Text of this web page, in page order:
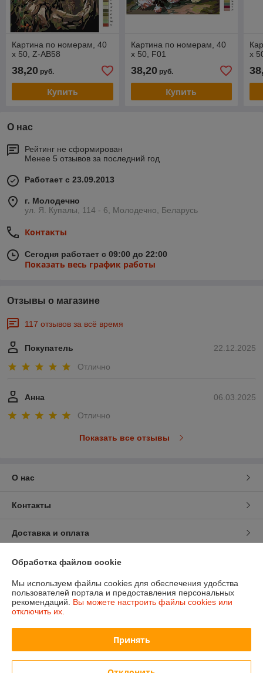
Картина по номерам, 40
x 50, Z-AB58
38,20 руб.
Купить
Картина по номерам, 40
x 50, F01
38,20руб.
Купить
x
О нас
Рейтинг не сформирован
Менее 5 отзывов за последний год
Работает с 23.09.2013
г. Молодечно
ул. Я. Купалы, 114 - 6, Молодечно, Беларусь
Контакты
Сегодня работает с 09:00 до 22:00
Показать весь график работы
Отзывы о магазине
117 отзывов за всё время
22.12.2025
Покупатель
Отлично
06.03.2025
Анна
Отлично
Показать все отзывы
О нас
Контакты
Доставка и оплата
График работы
Полная версия сайта
Политика обработки cookies
Сайт создан на платформе Deal.by
Обработка файлов cookie
Мы используем файлы cookies для обеспечения удобства
пользователей портала и предоставления персональных
рекомендаций. Вы можете настроить файлы cookies или
отключить их.
Принять